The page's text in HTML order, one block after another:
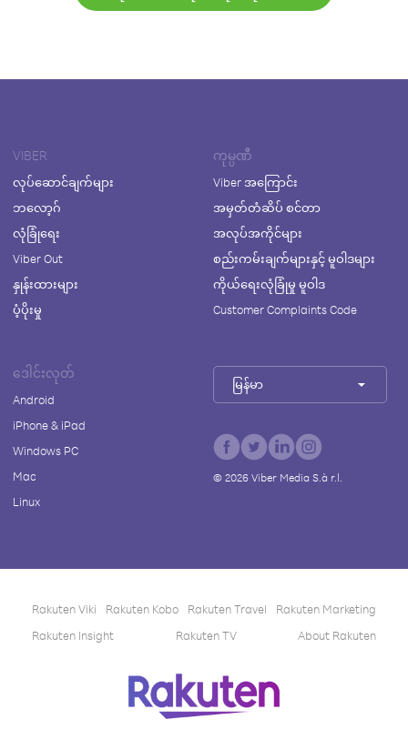
VIBER
လုပ်ဆောင်ချက်များ
ဘလော့ဂ်
လုံခြုံရေး
Viber Out
နှုန်းထားများ
ပံ့ပိုးမှု
ကုမ္ပဏီ
Viber အကြောင်း
အမှတ်တံဆိပ် စင်တာ
အလုပ်အကိုင်များ
စည်းကမ်းချက်များနှင့် မူဝါဒများ
ကိုယ်ရေးလုံခြုံမှု မူဝါဒ
Customer Complaints Code
ဒေါင်းလုတ်
Android
iPhone & iPad
Windows PC
Mac
Linux
မြန်မာ
© 2026Viber Media S.à r.l.
Rakuten Viki Rakuten Kobo Rakuten Travel
Rakuten Marketing
Rakuten Insight
Rakuten TV About Rakuten